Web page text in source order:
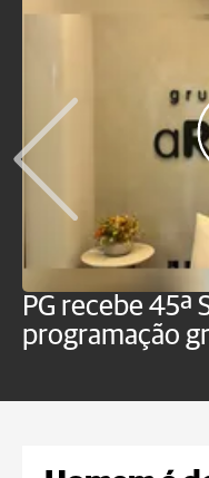
PG recebe 45ª
programação